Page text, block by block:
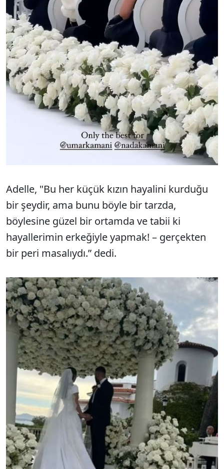
Adelle, "Bu her küçük kızın hayalini kurduğu
bir şeydir, ama bunu böyle bir tarzda,
böylesine güzel bir ortamda ve tabii ki
hayallerimin erkeğiyle yapmak! – gerçekten
bir peri masalıydı.” dedi.